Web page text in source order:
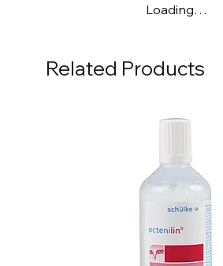
Loading…
Related Products